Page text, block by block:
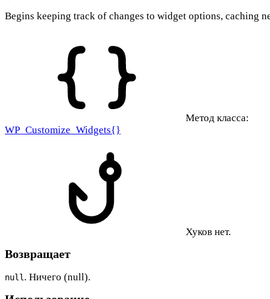
Begins keeping track of changes to widget options, caching
Метод класса:
WP_Customize_Widgets{}
Хуков нет.
Возвращает
null . Ничего (null).